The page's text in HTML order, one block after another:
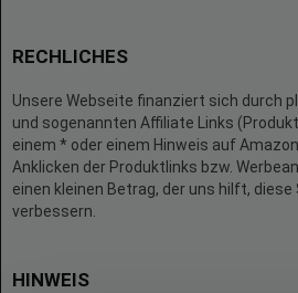
RECHLICHES
Unsere Webseite finanziert sich durch
und sogenannten Affiliate Links
einem * oder einem Hinweis auf
Anklicken der Produktlinks bzw.
einen kleinen Betrag, der uns hilft,
verbessern.
HINWEIS